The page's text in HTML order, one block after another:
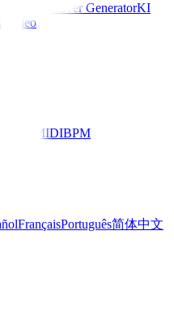
KI Song Cover GeneratorKI
zu MIDIBPM
FrançaisPortuguês简体中文